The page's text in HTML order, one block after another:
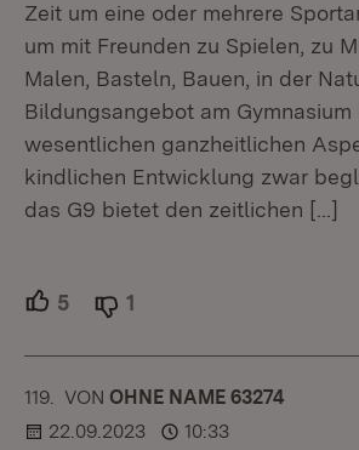
Zeit um eine oder mehrere
um mit Freunden zu Spielen, zu
Malen, Basteln, Bauen, in der
Bildungsangebot am Gymnasium
wesentlichen ganzheitlichen
kindlichen Entwicklung zwar
das G9 bietet den zeitlichen […]
5 Unterstützer.
1
119. KOMMENTAR
VON :OHNE NAME 63274
22.09.2023
10:33